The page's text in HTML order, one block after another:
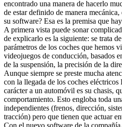
encontrado una manera de hacerlo
de estar definido de manera
su software? Esa es la premisa que
A primera vista puede sonar
de explicarlo es la siguiente: se trata
parámetros de los coches que hemos
videojuegos de conducción, basados
de la suspensión, la precisión de la
Aunque siempre se preste mucha
con la llegada de los coches eléctricos
carácter a un automóvil es su chasis,
comportamiento. Esto engloba toda
independientes (frenos, dirección,
tracción) pero que tienen que actuar
Con el nuevo software de la